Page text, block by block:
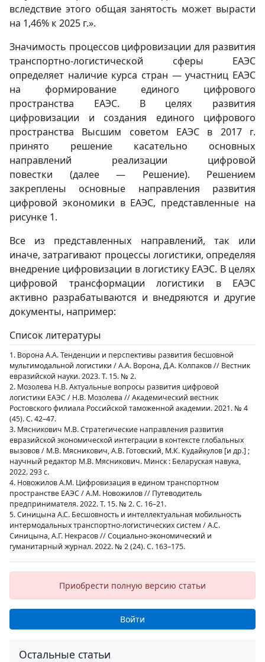
вследствие этого общая занятость может вырасти
на 1,46% к 2025 г.».
Значимость процессов цифровизации для развития
транспортно-логистической сферы ЕАЭС
определяет наличие курса стран — участниц ЕАЭС
на формирование единого цифрового
пространства ЕАЭС. В целях развития
цифровизации и создания единого цифрового
пространства Высшим советом ЕАЭС в 2017 г.
принято решение касательно основных
направлений реализации цифровой
повестки (далее — Решение). Решением
закреплены основные направления развития
цифровой экономики в ЕАЭС, представленные на
рисунке 1.
Все из представленных направлений, так или
иначе, затрагивают процессы логистики, определяя
внедрение цифровизации в логистику ЕАЭС. В целях
цифровой трансформации логистики в ЕАЭС
активно разрабатываются и внедряются и другие
документы, например:
Список литературы
1. Ворона А.А. Тенденции и перспективы развития бесшовной
мультимодальной логистики / А.А. Ворона, Д.А. Колпаков // Вестник
евразийской науки. 2023. Т. 15. № 2.
2. Мозолева Н.В. Актуальные вопросы развития цифровой
логистики ЕАЭС / Н.В. Мозолева // Академический вестник
Ростовского филиала Российской таможенной академии. 2021. № 4
(45). С. 42–47.
3. Мясникович М.В. Стратегические направления развития
евразийской экономической интеграции в контексте глобальных
вызовов / М.В. Мясникович, А.В. Готовский, М.К. Кудайкулов [и др.] ;
научный редактор М.В. Мясникович. Минск : Беларуская навука,
2022. 293 с.
4. Новожилов А.М. Цифровизация в едином транспортном
пространстве ЕАЭС / А.М. Новожилов // Путеводитель
предпринимателя. 2022. Т. 15. № 2. С. 16–21.
5. Синицына А.С. Бесшовность и интеллектуальная мобильность
интермодальных транспортно-логистических систем / А.С.
Синицына, А.Г. Некрасов // Социально-экономический и
гуманитарный журнал. 2022. № 2 (24). С. 163–175.
Приобрести полную версию статьи
Войти
Остальные статьи